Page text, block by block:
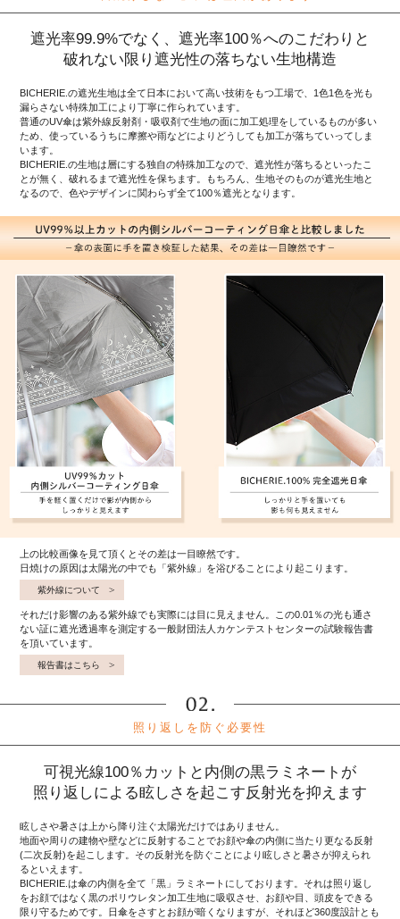
遮光率99.9%でなく、遮光率100％へのこだわりと
破れない限り遮光性の落ちない生地構造
BICHERIE.の遮光生地は全て日本において高い技術をもつ工場で、1色1色を光も
漏らさない特殊加工により丁寧に作られています。
普通のUV傘は紫外線反射剤・吸収剤で生地の面に加工処理をしているものが多い
ため、使っているうちに摩擦や雨などによりどうしても加工が落ちていってしま
います。
BICHERIE.の生地は層にする独自の特殊加工なので、遮光性が落ちるといったこ
とが無く、破れるまで遮光性を保ちます。もちろん、生地そのものが遮光生地と
なるので、色やデザインに関わらず全て100％遮光となります。
上の比較画像を見て頂くとその差は一目瞭然です。
日焼けの原因は太陽光の中でも「紫外線」を浴びることにより起こります。
紫外線について
それだけ影響のある紫外線でも実際には目に見えません。この0.01％の光も通さ
ない証に遮光透過率を測定する一般財団法人カケンテストセンターの試験報告書
を頂いています。
報告書はこちら
照り返しを防ぐ必要性
可視光線100％カットと内側の黒ラミネートが
照り返しによる眩しさを起こす反射光を抑えます
眩しさや暑さは上から降り注ぐ太陽光だけではありません。
地面や周りの建物や壁などに反射することでお顔や傘の内側に当たり更なる反射
(二次反射)を起こします。その反射光を防ぐことにより眩しさと暑さが抑えられ
るといえます。
BICHERIE.は傘の内側を全て「黒」ラミネートにしております。それは照り返し
をお顔ではなく黒のポリウレタン加工生地に吸収させ、お顔や目、頭皮をできる
限り守るためです。日傘をさすとお顔が暗くなりますが、それほど360度設計とも